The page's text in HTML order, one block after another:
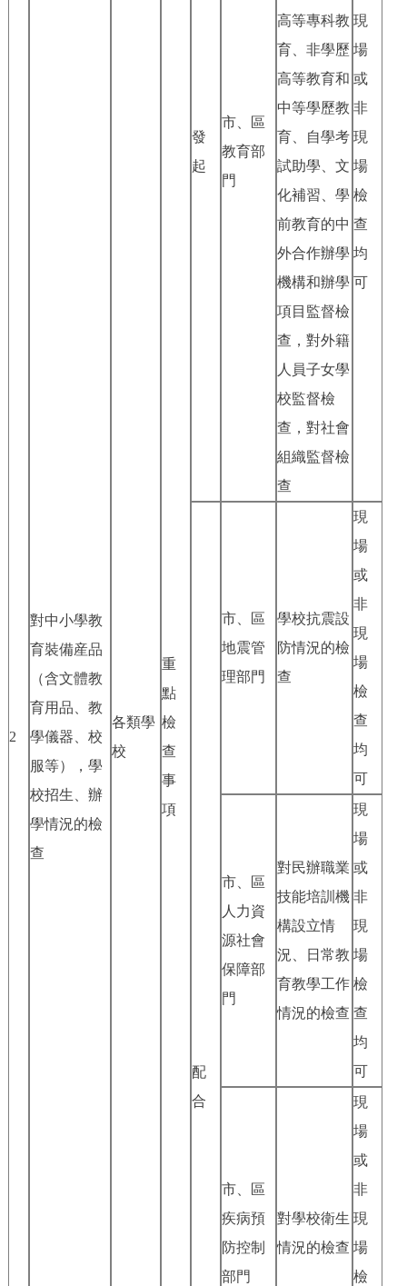
回到頂部
2
對中小學教
育裝備産品
（含文體教
育用品、教
學儀器、校
服等），學
校招生、辦
學情況的檢
查
各類學
校
重
點
檢
查
事
項
發
起
市、區
教育部
門
高等專科教
育、非學歷
高等教育和
中等學歷教
育、自學考
試助學、文
化補習、學
前教育的中
外合作辦學
機構和辦學
項目監督檢
查，對外籍
人員子女學
校監督檢
查，對社會
組織監督檢
查
現
場
或
非
現
場
檢
查
均
可
配
合
市、區
地震管
理部門
學校抗震設
防情況的檢
查
現
場
或
非
現
場
檢
查
均
可
市、區
人力資
源社會
保障部
門
對民辦職業
技能培訓機
構設立情
況、日常教
育教學工作
情況的檢查
現
場
或
非
現
場
檢
查
均
可
市、區
疾病預
防控制
部門
對學校衛生
情況的檢查
現
場
或
非
現
場
檢